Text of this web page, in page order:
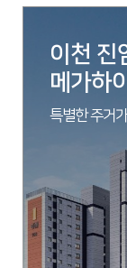
이천 진
메가하
특별한 주거